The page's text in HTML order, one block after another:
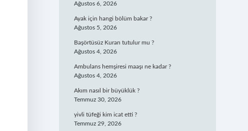
Ağustos 6, 2026
Ayak için hangi bölüm bakar ?
Ağustos 5, 2026
Başörtüsüz Kuran tutulur mu ?
Ağustos 4, 2026
Ambulans hemşiresi maaşı ne kadar ?
Ağustos 4, 2026
Akım nasıl bir büyüklük ?
Temmuz 30, 2026
yivli tüfeği kim icat etti ?
Temmuz 29, 2026